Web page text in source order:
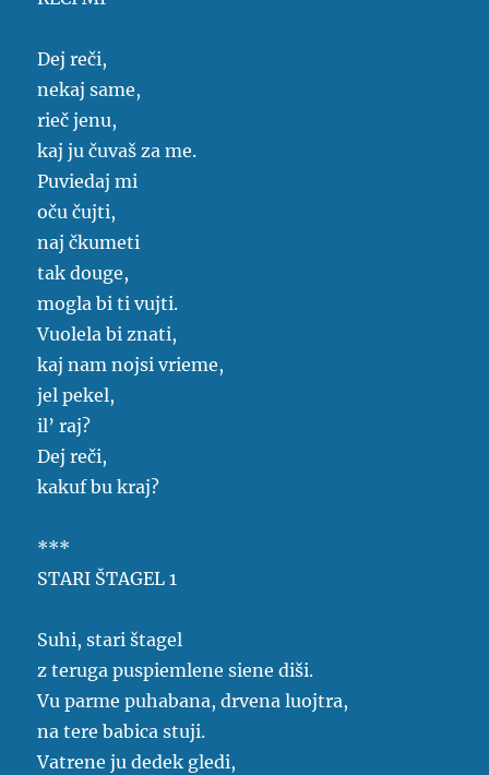
Dej reči,
nekaj same,
rieč jenu,
kaj ju čuvaš za me.
Puviedaj mi
oču čujti,
naj čkumeti
tak douge,
mogla bi ti vujti.
Vuolela bi znati,
kaj nam nojsi vrieme,
jel pekel,
il’ raj?
Dej reči,
kakuf bu kraj?
***
STARI ŠTAGEL 1
Suhi, stari štagel
z teruga puspiemlene siene diši.
Vu parme puhabana, drvena luojtra,
na tere babica stuji.
Vatrene ju dedek gledi,